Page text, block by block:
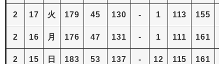
2 17 火 179 45 130 - 1 113 155
2 16 月 176 47 131 - 1 111 161
2 15 日 183 53 137 - 12 115 161